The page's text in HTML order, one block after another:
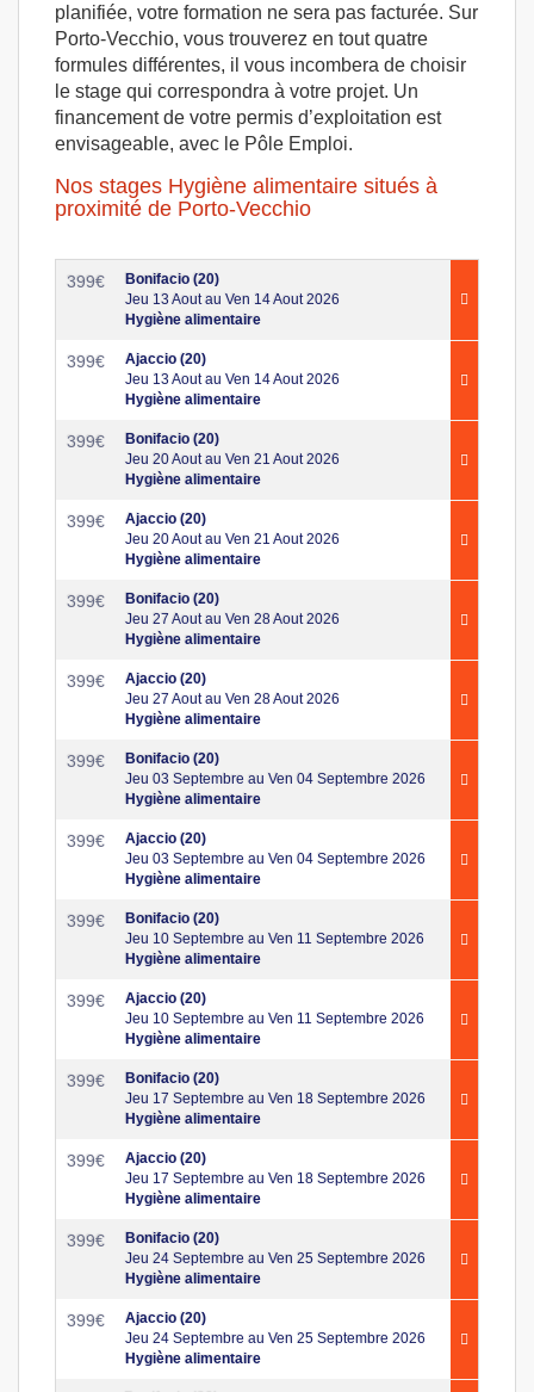
planifiée, votre formation ne sera pas facturée. Sur
Porto-Vecchio, vous trouverez en tout quatre
formules différentes, il vous incombera de choisir
le stage qui correspondra à votre projet. Un
financement de votre permis d’exploitation est
envisageable, avec le Pôle Emploi.
Nos stages Hygiène alimentaire situés à
proximité de Porto-Vecchio
399€
Bonifacio (20)
Jeu 13 Aout au Ven 14 Aout 2026
Hygiène alimentaire
399€
Ajaccio (20)
Jeu 13 Aout au Ven 14 Aout 2026
Hygiène alimentaire
399€
Bonifacio (20)
Jeu 20 Aout au Ven 21 Aout 2026
Hygiène alimentaire
399€
Ajaccio (20)
Jeu 20 Aout au Ven 21 Aout 2026
Hygiène alimentaire
399€
Bonifacio (20)
Jeu 27 Aout au Ven 28 Aout 2026
Hygiène alimentaire
399€
Ajaccio (20)
Jeu 27 Aout au Ven 28 Aout 2026
Hygiène alimentaire
399€
Bonifacio (20)
Jeu 03 Septembre au Ven 04 Septembre 2026
Hygiène alimentaire
399€
Ajaccio (20)
Jeu 03 Septembre au Ven 04 Septembre 2026
Hygiène alimentaire
399€
Bonifacio (20)
Jeu 10 Septembre au Ven 11 Septembre 2026
Hygiène alimentaire
399€
Ajaccio (20)
Jeu 10 Septembre au Ven 11 Septembre 2026
Hygiène alimentaire
399€
Bonifacio (20)
Jeu 17 Septembre au Ven 18 Septembre 2026
Hygiène alimentaire
399€
Ajaccio (20)
Jeu 17 Septembre au Ven 18 Septembre 2026
Hygiène alimentaire
399€
Bonifacio (20)
Jeu 24 Septembre au Ven 25 Septembre 2026
Hygiène alimentaire
399€
Ajaccio (20)
Jeu 24 Septembre au Ven 25 Septembre 2026
Hygiène alimentaire